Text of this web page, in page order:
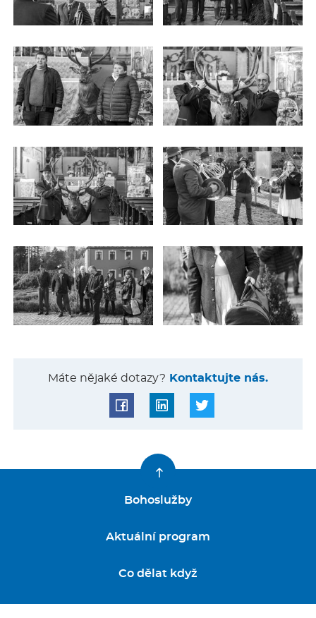
Máte nějaké dotazy? Kontaktujte nás.
Bohoslužby
Aktuální program
Co dělat když